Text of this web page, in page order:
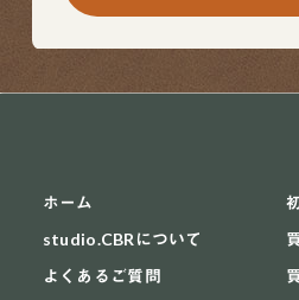
ホーム
studio.CBRについて
よくあるご質問